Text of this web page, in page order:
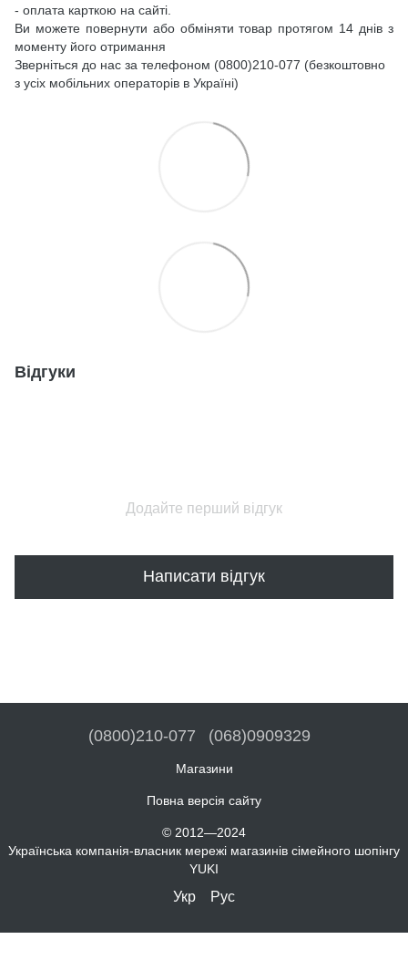
- оплата карткою на сайті.
Ви можете повернути або обміняти товар протягом 14 днів з
моменту його отримання
Зверніться до нас за телефоном (0800)210-077 (безкоштовно
з усіх мобільних операторів в Україні)
Відгуки
Додайте перший відгук
Написати відгук
(0800)210-077 (068)0909329
Магазини
Повна версія сайту
© 2012—2024
Українська компанія-власник мережі магазинів сімейного шопінгу
YUKI
Укр Рус